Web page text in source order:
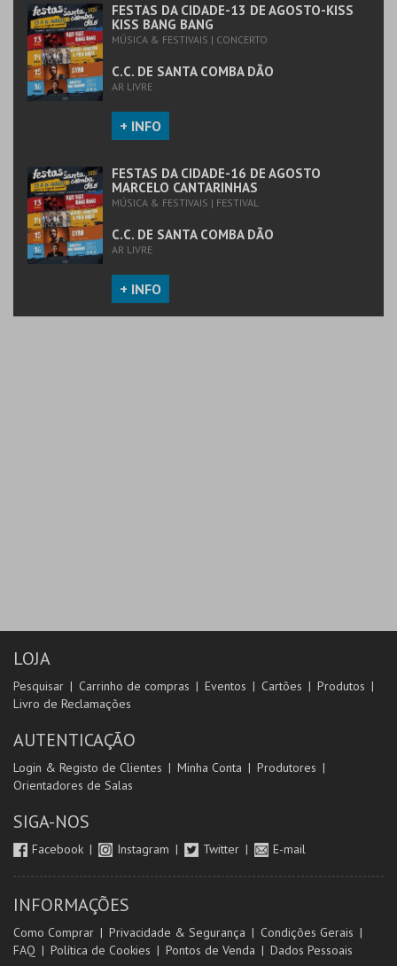
MAIS INFO
COMPRAR
FESTAS DA CIDADE-13 DE AGOSTO-KISS
KISS BANG BANG
MÚSICA & FESTIVAIS | CONCERTO
C.C. DE SANTA COMBA DÃO
AR LIVRE
+ INFO
FESTAS DA CIDADE-16 DE AGOSTO
MARCELO CANTARINHAS
MÚSICA & FESTIVAIS | FESTIVAL
C.C. DE SANTA COMBA DÃO
AR LIVRE
+ INFO
LOJA
Pesquisar Carrinho de compras Eventos Cartões
Produtos
Livro de Reclamações
AUTENTICAÇÃO
Login & Registo de Clientes Minha Conta
Produtores
Orientadores de Salas
SIGA-NOS
Facebook Instagram Twitter E-mail
INFORMAÇÕES
Como Comprar Privacidade & Segurança
Condições Gerais
FAQ
Política de Cookies Pontos de Venda Dados Pessoais